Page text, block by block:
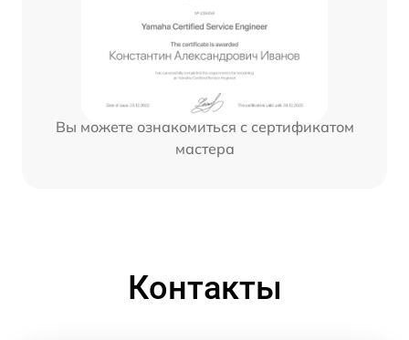
Вы можете ознакомиться с сертификатом
мастера
Контакты